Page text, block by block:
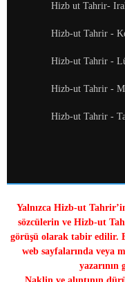
Hizb ut Tahrir-
Hizb-ut Tahrir -
Hizb-ut Tahrir -
Hizb-ut Tahrir -
Hizb-ut Tahrir -
Yalnızca Hizb-ut
sözcülerin ve Hizb-ut
görüşü olarak tabir edilir.
web sayfalarında veya